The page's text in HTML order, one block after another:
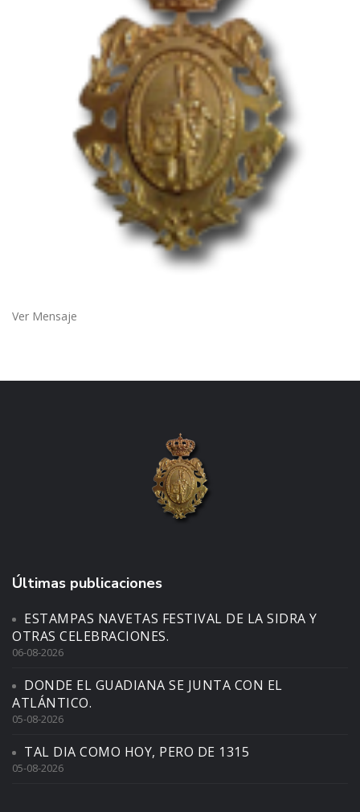
Ver Mensaje
Últimas publicaciones
ESTAMPAS NAVETAS FESTIVAL DE LA SIDRA Y
OTRAS CELEBRACIONES.
06-08-2026
DONDE EL GUADIANA SE JUNTA CON EL
ATLÁNTICO.
05-08-2026
TAL DIA COMO HOY, PERO DE 1315
05-08-2026